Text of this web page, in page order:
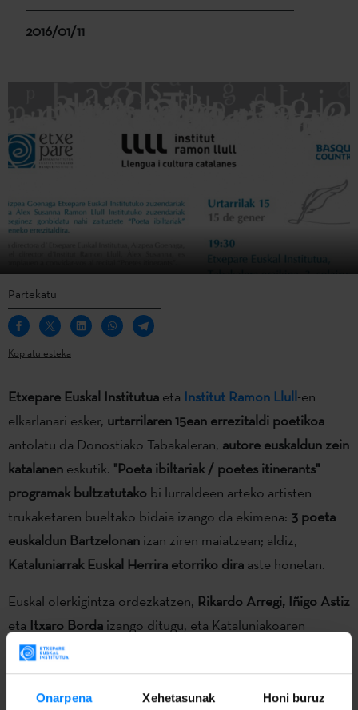
Onarpena Xehetasunak Honi buruz
2016/01/11
Partekatu
Kopiatu esteka
Etxepare Euskal Institutua eta Institut Ramon Llull-en
elkarlanari esker, urtarrilaren 15ean errezitaldi poetikoa
antolatu da Donostiako Tabakaleran, autore euskaldun zein
katalanen eskutik. "Poeta ibiltariak / poetes itinerants"
programak bultzatutako bi lurraldeen arteko artisten
trukaketaren bueltako bidaia izango da ekimena: 3 poeta
euskaldun Bartzelonan izan ziren maiatzean; aldiz,
Kataluniarrak Euskal Herrira etorriko dira aste honetan.
Euskal olerkigintza ordezkatzen, Rikardo Arregi, Iñigo Astiz
eta Itxaro Borda izango ditugu, eta Kataluniakoaren
izenean, aldiz,
etorriko dira geurera.